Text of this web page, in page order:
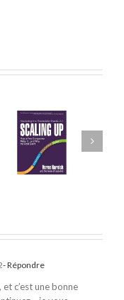
On vous dit tout sur
Pyramide !
- Répondre
c’est une bonne